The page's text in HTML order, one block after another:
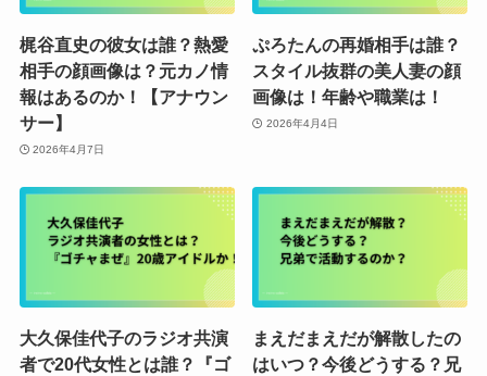
梶谷直史の彼女は誰？熱愛
相手の顔画像は？元カノ情
報はあるのか！【アナウン
サー】
2026年4月7日
ぷろたんの再婚相手は誰？
スタイル抜群の美人妻の顔
画像は！年齢や職業は！
2026年4月4日
大久保佳代子のラジオ共演
者で20代女性とは誰？『ゴ
まえだまえだが解散したの
はいつ？今後どうする？兄